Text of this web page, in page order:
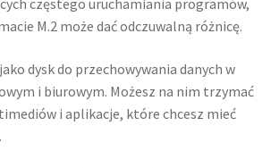
M.2 może dać odczuwalną różnicę.
dysk do przechowywania danych w
i biurowym. Możesz na nim trzymać
i aplikacje, które chcesz mieć